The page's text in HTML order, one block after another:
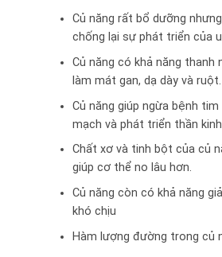
Củ năng rất bổ dưỡng
chống lại sự phát triển của
Củ năng có khả năng
làm mát gan, dạ dày và ruột.
Củ năng giúp ngừa bệnh
mạch và phát triển thần
Chất xơ và tinh bột của củ
giúp cơ thể no lâu hơn.
Củ năng còn có khả năng
khó chịu
Hàm lượng đường trong củ